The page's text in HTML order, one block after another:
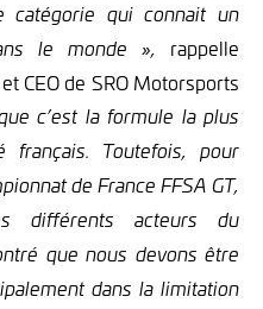
catégorie qui connait un
le monde », rappelle
CEO de SRO Motorsports
c’est la formule la plus
français. Toutefois, pour
de France FFSA GT,
différents acteurs du
que nous devons être
dans la limitation